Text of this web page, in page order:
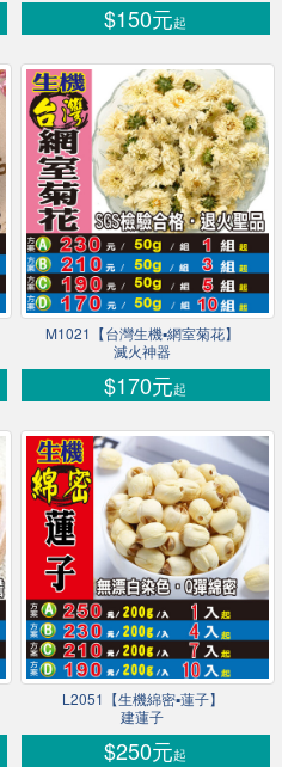
$150元起
M1021【台灣生機▪網室菊花】
滅火神器
$170元起
L2051【生機綿密▪蓮子】
建蓮子
$250元起